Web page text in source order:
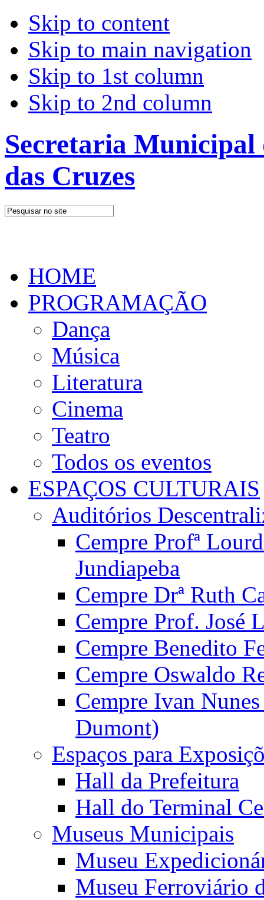
Skip to content
Skip to main navigation
Skip to 1st column
Skip to 2nd column
Secretaria
das Cruzes
HOME
PROGRAMAÇÃO
Dança
Música
Literatura
Cinema
Teatro
Todos os eventos
ESPAÇOS CULTURAIS
Auditórios
Cempre Profª
Jundiapeba
Cempre Drª Ruth
Cempre Prof. José
Cempre Benedito
Cempre Oswaldo
Cempre Ivan
Dumont)
Espaços para
Hall da Prefeitura
Hall do Terminal
Museus Municipais
Museu
Museu Ferroviário